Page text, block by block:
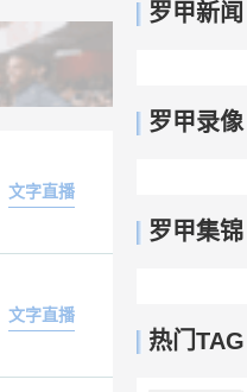
文字直播
文字直播
罗甲新闻
罗甲录像
罗甲集锦
热门TAG